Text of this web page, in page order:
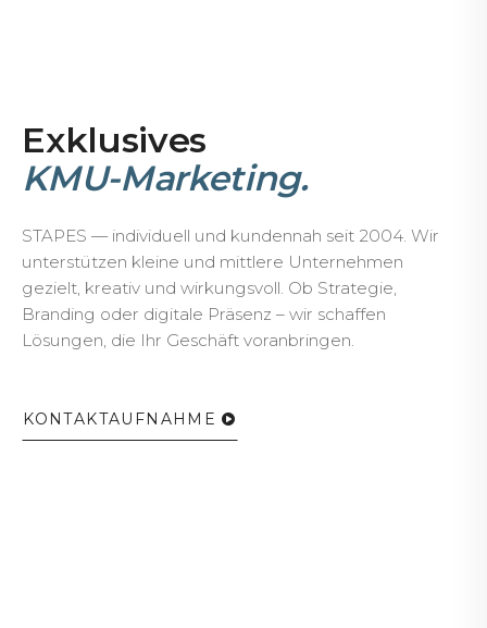
Exklusives
KMU-Marketing.
STAPES — individuell und kundennah seit 2004. Wir
unterstützen kleine und mittlere Unternehmen
gezielt, kreativ und wirkungsvoll. Ob Strategie,
Branding oder digitale Präsenz – wir schaffen
Lösungen, die Ihr Geschäft voranbringen.
KONTAKTAUFNAHME